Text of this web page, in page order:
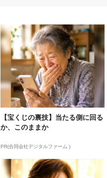
【宝くじの裏技】当たる側に回る
か、このままか
PR(合同会社デジタルファーム )